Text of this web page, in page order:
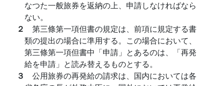
なつた一般旅券を返納の上、申請しなければなら
ない。
２ 第三條第一項但書の規定は、前項に規定する書
類の提出の場合に準用する。この場合において、
第三條第一項但書中「申請」とあるのは、「再発
給を申請」と読み替えるものとする。
３ 公用旅券の再発給の請求は、国内においては各